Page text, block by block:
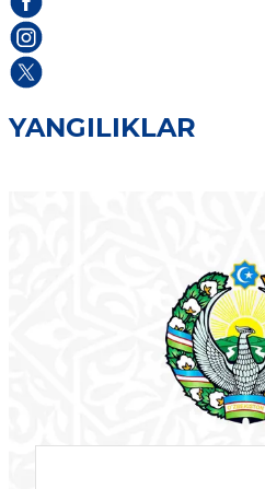
YANGILIKLAR